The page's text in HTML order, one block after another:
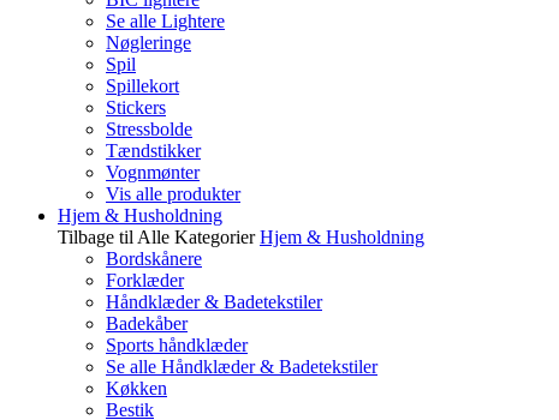
Se alle Lightere
Nøgleringe
Spil
Spillekort
Stickers
Stressbolde
Tændstikker
Vognmønter
Vis alle produkter
Hjem & Husholdning
Tilbage til Alle Kategorier Hjem & Husholdning
Bordskånere
Forklæder
Håndklæder & Badetekstiler
Badekåber
Sports håndklæder
Se alle Håndklæder & Badetekstiler
Køkken
Bestik